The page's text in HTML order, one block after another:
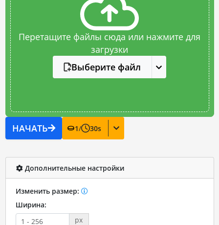
Перетащите файлы сюда или нажмите для
загрузки
Выберите файл
НАЧАТЬ 1/ 30s
Дополнительные настройки
Изменить размер:
Ширина:
px